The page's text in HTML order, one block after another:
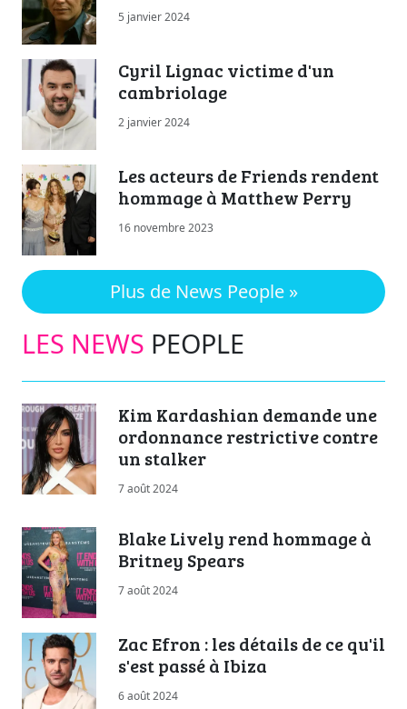
5 janvier 2024
Cyril Lignac victime d'un
cambriolage
2 janvier 2024
Les acteurs de Friends rendent
hommage à Matthew Perry
16 novembre 2023
Plus de News People »
LES NEWS PEOPLE
Kim Kardashian demande une
ordonnance restrictive contre
un stalker
7 août 2024
Blake Lively rend hommage à
Britney Spears
7 août 2024
Zac Efron : les détails de ce qu'il
s'est passé à Ibiza
6 août 2024